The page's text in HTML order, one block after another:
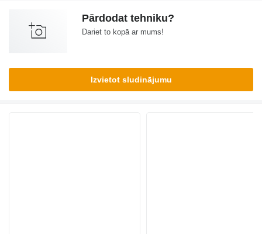
Pārdodat tehniku?
Dariet to kopā ar mums!
Izvietot sludinājumu